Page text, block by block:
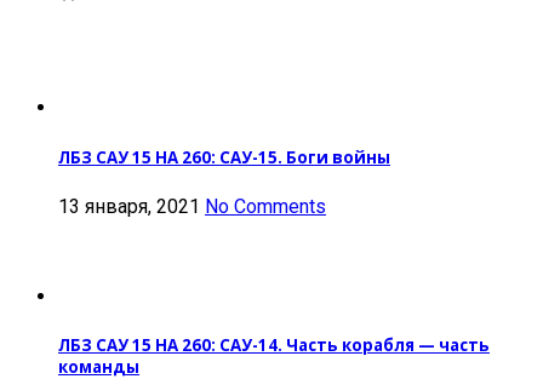
ЛБЗ САУ 15 НА 260: САУ-15. Боги войны
13 января, 2021 No Comments
ЛБЗ САУ 15 НА 260: САУ-14. Часть корабля — часть
команды